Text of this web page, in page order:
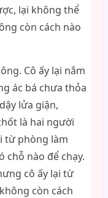
lại không thể
còn cách nào
Cô ấy lại nắm
ác bá chưa thỏa
lửa giận,
là hai người
từ phòng làm
chỗ nào để chạy.
cô ấy lại từ
còn cách